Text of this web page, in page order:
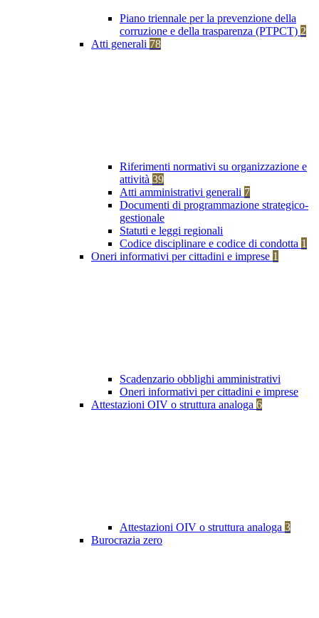
Piano triennale per la prevenzione della
corruzione e della trasparenza (PTPCT) 2
Atti generali 78
Riferimenti normativi su organizzazione e
attività 39
Atti amministrativi generali 7
Documenti di programmazione strategico-
gestionale
Statuti e leggi regionali
Codice disciplinare e codice di condotta 1
Oneri informativi per cittadini e imprese 1
Scadenzario obblighi amministrativi
Oneri informativi per cittadini e imprese
Attestazioni OIV o struttura analoga 6
Attestazioni OIV o struttura analoga 3
Burocrazia zero